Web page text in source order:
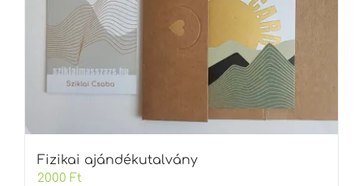
Fizikai ajándékutalvány
2000 Ft